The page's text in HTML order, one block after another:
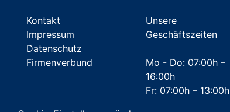
Kontakt
Impressum
Datenschutz
Firmenverbund
Unsere
Geschäftszeiten
Mo - Do: 07:00h –
16:00h
Fr: 07:00h – 13:00h